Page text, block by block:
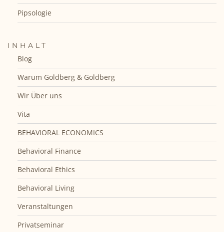
Pipsologie
INHALT
Blog
Warum Goldberg & Goldberg
Wir Über uns
Vita
BEHAVIORAL ECONOMICS
Behavioral Finance
Behavioral Ethics
Behavioral Living
Veranstaltungen
Privatseminar